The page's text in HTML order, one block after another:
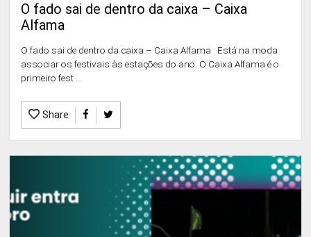
O fado sai de dentro da caixa – Caixa
Alfama
O fado sai de dentro da caixa – Caixa Alfama Está na moda
associar os festivais às estaçōes do ano. O Caixa Alfama é o
primeiro fest ...
Share